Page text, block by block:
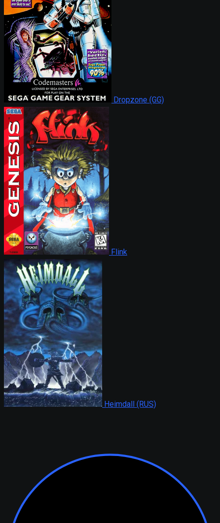
Dropzone (GG)
Flink
Heimdall (RUS)